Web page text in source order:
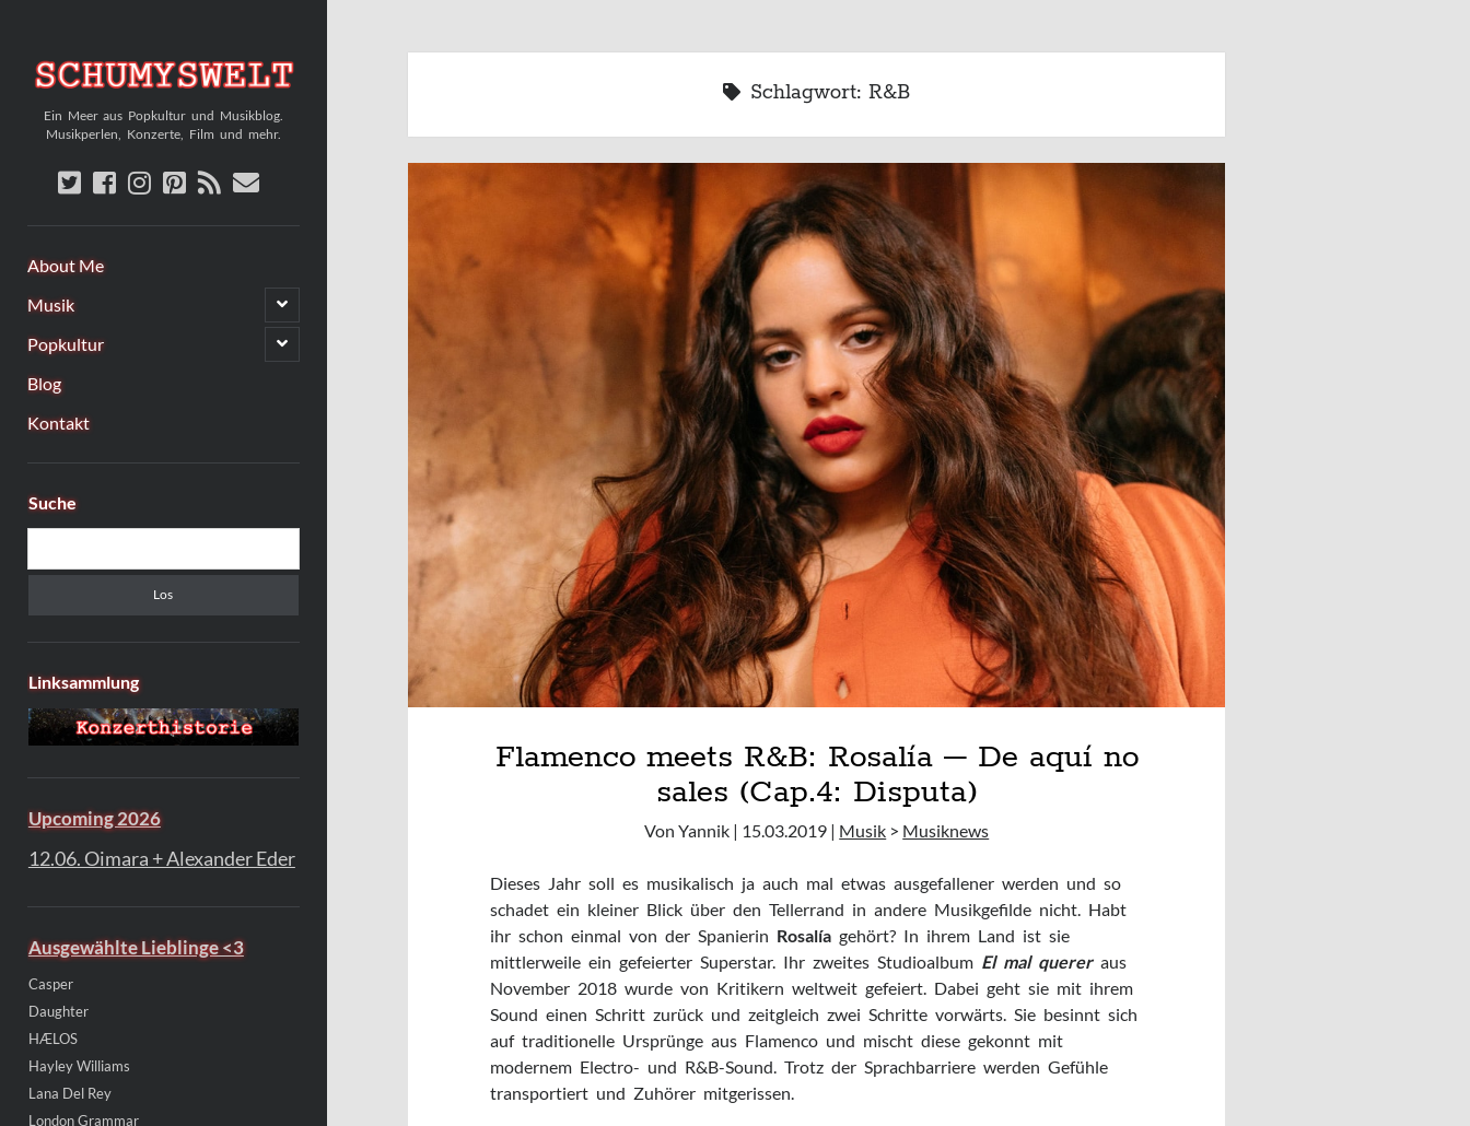
Schumyswelt
Ein Meer aus Popkultur und Musikblog.
Musikperlen, Konzerte, Film und mehr.
twitterfacebook
instagram
pinterest
rssemail
About Me
Musik
Untermenü
öffnen
Popkultur
Untermenü
öffnen
Blog
Kontakt
Suche
Linksammlung
Upcoming 2026
12.06. Oimara + Alexander Eder
Ausgewählte Lieblinge <3
Casper
Daughter
HÆLOS
Hayley Williams
Lana Del Rey
London Grammar
Schlagwort:R&B
Flamenco meets R&B: Rosalía – De aquí no
sales (Cap.4: Disputa)
Von Yannik | 15.03.2019 | Musik > Musiknews
Dieses Jahr soll es musikalisch ja auch mal etwas ausgefallener werden und so
schadet ein kleiner Blick über den Tellerrand in andere Musikgefilde nicht. Habt
ihr schon einmal von der Spanierin Rosalía gehört? In ihrem Land ist sie
mittlerweile ein gefeierter Superstar. Ihr zweites Studioalbum El mal quereraus
November 2018 wurde von Kritikern weltweit gefeiert. Dabei geht sie mit ihrem
Sound einen Schritt zurück und zeitgleich zwei Schritte vorwärts. Sie besinnt sich
auf traditionelle Ursprünge aus Flamenco und mischt diese gekonnt mit
modernem Electro- und R&B-Sound. Trotz der Sprachbarriere werden Gefühle
transportiert und Zuhörer mitgerissen.